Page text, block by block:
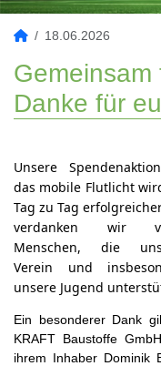
18.06.2026
Danke für
Unsere
das mobile Flutlicht
Tag zu Tag
verdanken wir
Menschen, die
Verein und
unsere Jugend
Ein besonderer Dank
KRAFT Baustoffe
ihrem Inhaber Dominik